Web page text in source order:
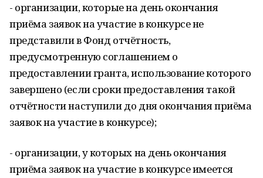
- организации, которые на день окончания
приёма заявок на участие в конкурсе не
представили в Фонд отчётность,
предусмотренную соглашением о
предоставлении гранта, использование которого
завершено (если сроки предоставления такой
отчётности наступили до дня окончания приёма
заявок на участие в конкурсе);
- организации, у которых на день окончания
приёма заявок на участие в конкурсе имеется